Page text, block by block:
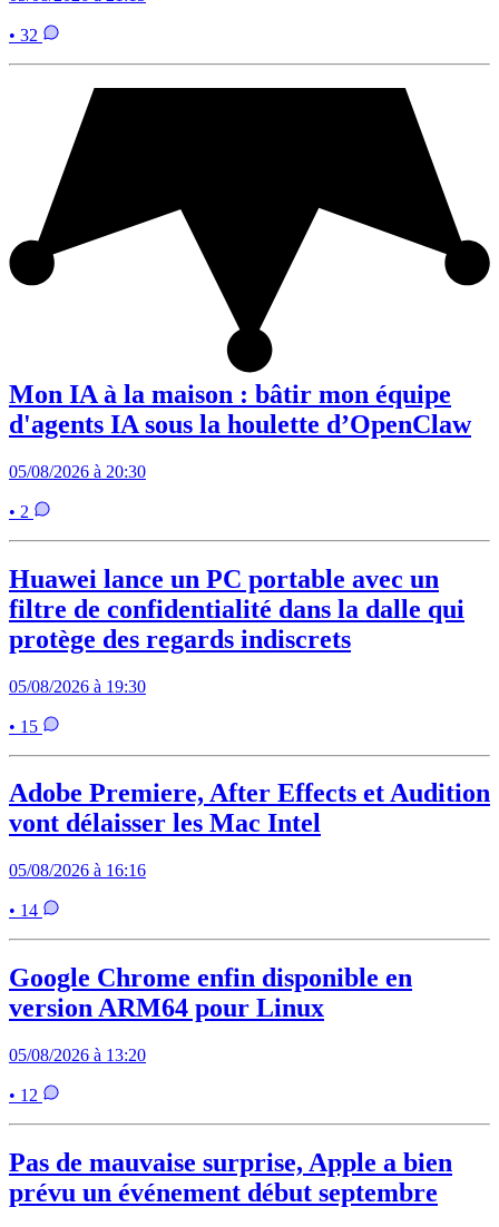
• 32
Mon IA à la maison : bâtir mon équipe
d'agents IA sous la houlette d’OpenClaw
05/08/2026 à 20:30
• 2
Huawei lance un PC portable avec un
filtre de confidentialité dans la dalle qui
protège des regards indiscrets
05/08/2026 à 19:30
• 15
Adobe Premiere, After Effects et Audition
vont délaisser les Mac Intel
05/08/2026 à 16:16
• 14
Google Chrome enfin disponible en
version ARM64 pour Linux
05/08/2026 à 13:20
• 12
Pas de mauvaise surprise, Apple a bien
prévu un événement début septembre